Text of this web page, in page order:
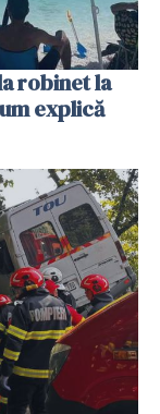
robinet la
explică